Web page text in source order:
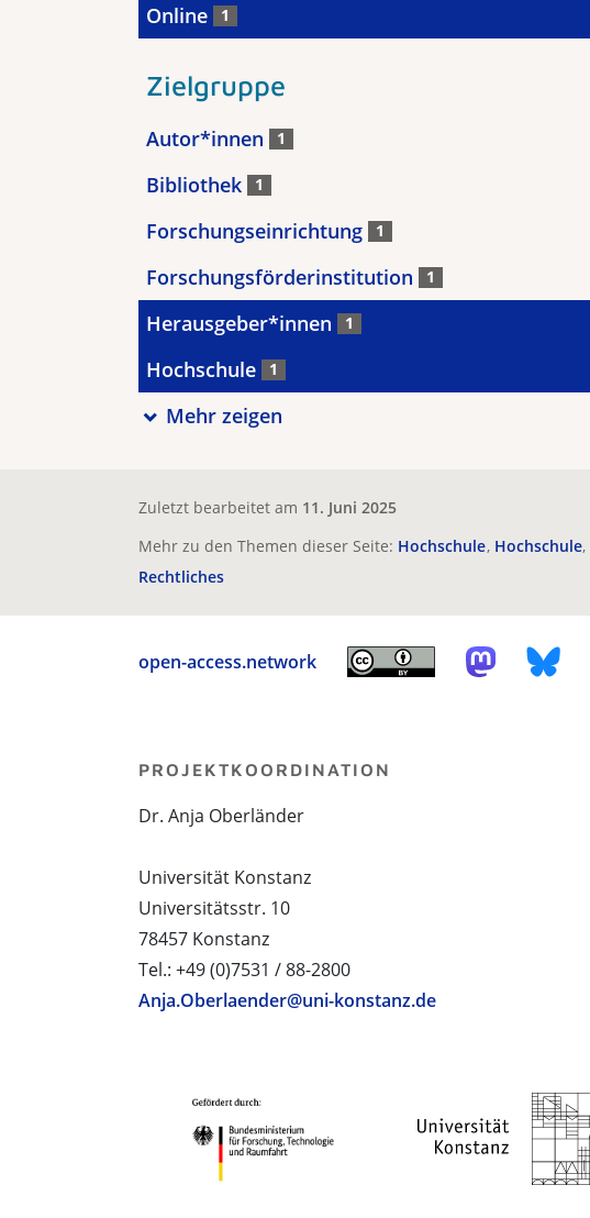
Online 1
Zielgruppe
Autor*innen 1
Bibliothek 1
Forschungseinrichtung 1
Forschungsförderinstitution 1
Herausgeber*innen 1
Hochschule 1
Mehr zeigen
Zuletzt bearbeitet am 11. Juni 2025
Mehr zu den Themen dieser Seite: Hochschule Hochschule
Rechtliches
open-access.network
PROJEKTKOORDINATION
Dr. Anja Oberländer
Universität Konstanz
Universitätsstr. 10
78457 Konstanz
Tel.: +49 (0)7531 / 88-2800
Anja.Oberlaender@uni-konstanz.de